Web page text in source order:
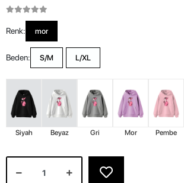
Renk: mor
Beden: S/M L/XL
Siyah Beyaz Gri Mor Pembe